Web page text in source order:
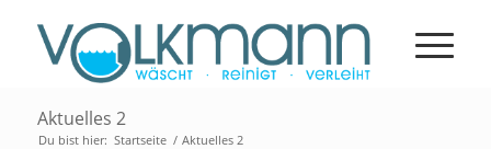
Aktuelles 2
Du bist hier: Startseite / Aktuelles 2